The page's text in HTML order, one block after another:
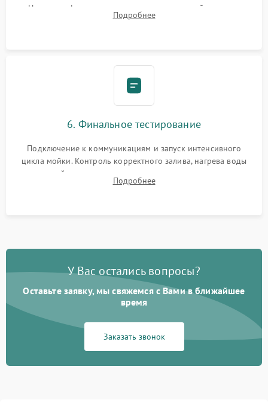
Надежная фиксация хомутов гидравлической системы,
сборка корпуса и установка датчика поплавка.
Подробнее
6. Финальное тестирование
Подключение к коммуникациям и запуск интенсивного
цикла мойки. Контроль корректного залива, нагрева воды
до нужной температуры, отсутствия посторонних шумов,
штатного слива и абсолютной сухости в поддоне.
Подробнее
У Вас остались вопросы?
Оставьте заявку, мы свяжемся с Вами в ближайшее
время
Заказать звонок